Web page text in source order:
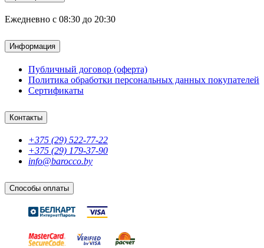
Ежедневно с 08:30 до 20:30
Информация
Публичный договор (оферта)
Политика обработки персональных данных покупателей
Сертификаты
Контакты
+375 (29) 522-77-22
+375 (29) 179-37-90
info@barocco.by
Способы оплаты